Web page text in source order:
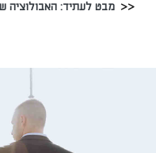
מבט לעתיד: האבולוציה